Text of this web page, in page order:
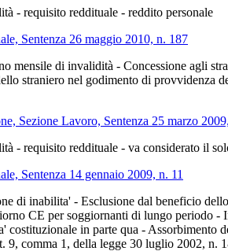
- requisito reddituale - reddito personale
Sentenza 26 maggio 2010, n. 187
mensile di invalidità - Concessione agli
straniero nel godimento di provvidenza
Sezione Lavoro, Sentenza 25 marzo
- requisito reddituale - va considerato il
Sentenza 14 gennaio 2009, n. 11
di inabilita' - Esclusione dal beneficio
CE per soggiornanti di lungo periodo -
costituzionale in parte qua - Assorbimento
9, comma 1, della legge 30 luglio 2002, n.